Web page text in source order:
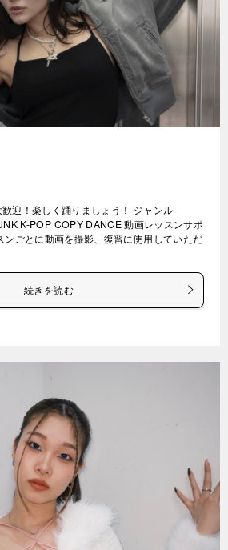
迎！楽しく踊りましょう！ ジャンル
K-POP COPY DANCE 動画レッスンサポ
ンごとに動画を撮影、復習に使用していただ
続きを読む